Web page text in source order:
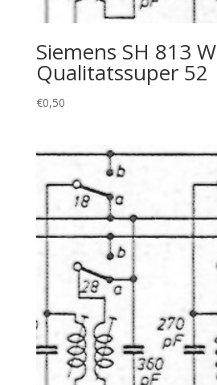
Siemens SH 813 W
Qualitatssuper 52
€0,50